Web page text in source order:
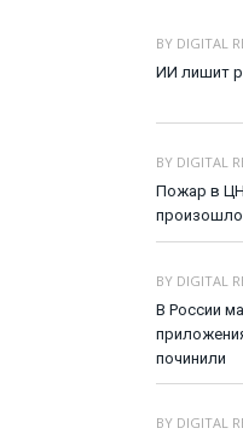
BY DIGITAL
ИИ лишит
BY DIGITAL
Пожар в
произошло
BY DIGITAL
В России
починили
BY DIGITAL